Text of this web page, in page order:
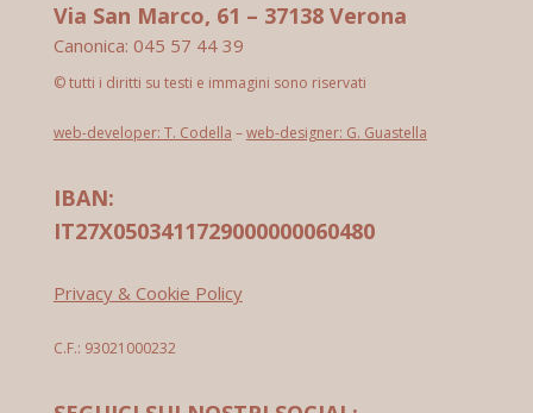
Via San Marco, 61 – 37138 Verona
Canonica: 045 57 44 39
© tutti i diritti su testi e immagini sono riservati
web-developer: T. Codella –web-designer: G. Guastella
IBAN:
IT27X0503411729000000060480
Privacy & Cookie Policy
C.F.: 93021000232